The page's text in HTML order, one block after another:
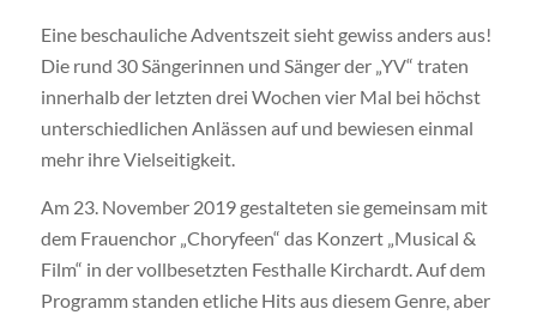
Eine beschauliche Adventszeit sieht gewiss anders aus!
Die rund 30 Sängerinnen und Sänger der „YV“ traten
innerhalb der letzten drei Wochen vier Mal bei höchst
unterschiedlichen Anlässen auf und bewiesen einmal
mehr ihre Vielseitigkeit.
Am 23. November 2019 gestalteten sie gemeinsam mit
dem Frauenchor „Choryfeen“ das Konzert „Musical &
Film“ in der vollbesetzten Festhalle Kirchardt. Auf dem
Programm standen etliche Hits aus diesem Genre, aber